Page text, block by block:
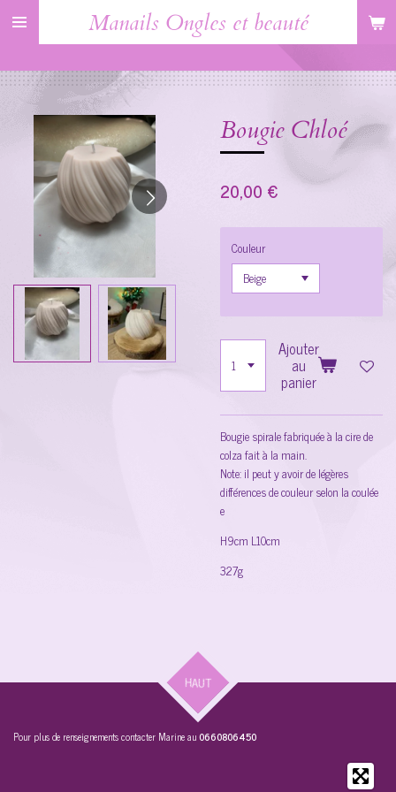
Passer
principal
Manails Ongles et beauté
Bougie Chloé
20,00 €
Couleur
Ajouter
au
panier
Bougie spirale fabriquée à la cire de
colza fait à la main.
Note: il peut y avoir de légères
différences de couleur selon la coulée
e
H9cm L10cm
327g
HAUT
Pour plus de renseignements contacter Marine au0660806450